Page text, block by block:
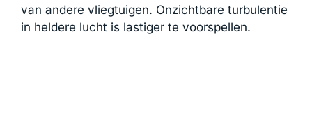
van andere vliegtuigen. Onzichtbare turbulentie
in heldere lucht is lastiger te voorspellen.